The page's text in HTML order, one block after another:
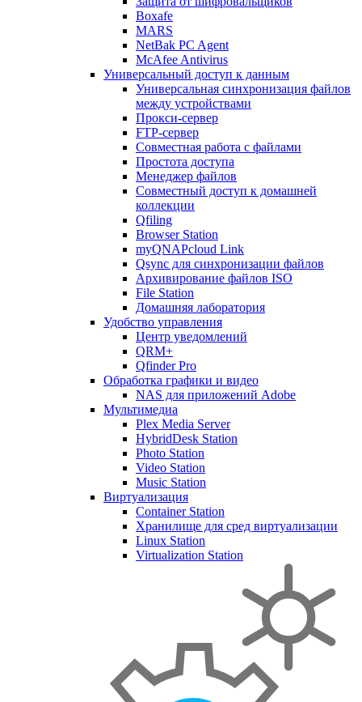
Boxafe
MARS
NetBak PC Agent
McAfee Antivirus
Универсальный доступ к данным
Универсальная синхронизация файлов
между устройствами
Прокси-сервер
FTP-сервер
Совместная работа с файлами
Простота доступа
Менеджер файлов
Совместный доступ к домашней
коллекции
Qfiling
Browser Station
myQNAPcloud Link
Qsync для синхронизации файлов
Архивирование файлов ISO
File Station
Домашняя лаборатория
Удобство управления
Центр уведомлений
QRM+
Qfinder Pro
Обработка графики и видео
NAS для приложений Adobe
Мультимедиа
Plex Media Server
HybridDesk Station
Photo Station
Video Station
Music Station
Виртуализация
Container Station
Хранилище для сред виртуализации
Linux Station
Virtualization Station